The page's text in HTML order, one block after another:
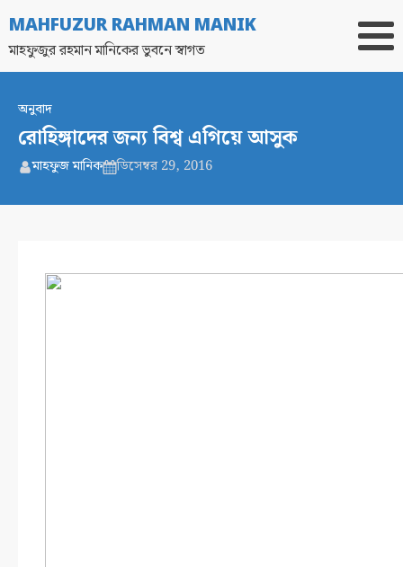
MAHFUZUR RAHMAN MANIK
মাহফুজুর রহমান মানিকের ভুবনে স্বাগত
অনুবাদ
রোহিঙ্গাদের জন্য বিশ্ব এগিয়ে আসুক
মাহফুজ মানিক ডিসেম্বর 29, 2016